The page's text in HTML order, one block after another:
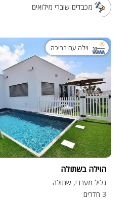
מכבדים שוברי מילואים
וילה עם בריכה
הוילה בשתולה
גליל מערבי, שתולה
3 חדרים